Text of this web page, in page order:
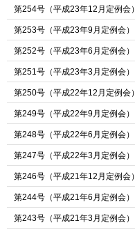
第254号（平成23年12月定例会）
第253号（平成23年9月定例会）
第252号（平成23年6月定例会）
第251号（平成23年3月定例会）
第250号（平成22年12月定例会）
第249号（平成22年9月定例会）
第248号（平成22年6月定例会）
第247号（平成22年3月定例会）
第246号（平成21年12月定例会）
第244号（平成21年6月定例会）
第243号（平成21年3月定例会）